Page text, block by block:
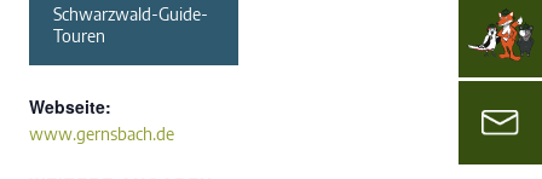
Schwarzwald-Guide-
Touren
Webseite:
www.gernsbach.de